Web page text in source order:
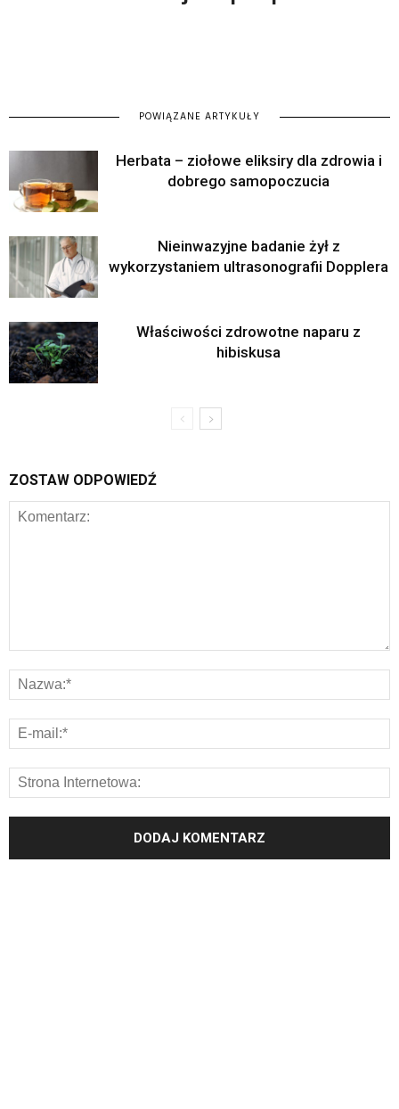
POWIĄZANE ARTYKUŁY
Herbata – ziołowe eliksiry dla zdrowia i
dobrego samopoczucia
Nieinwazyjne badanie żył z
wykorzystaniem ultrasonografii Dopplera
Właściwości zdrowotne naparu z
hibiskusa
ZOSTAW ODPOWIEDŹ